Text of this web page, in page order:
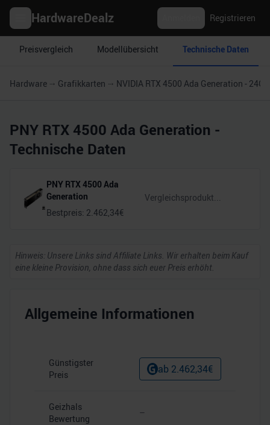
HardwareDealz Registrieren
Preisvergleich Modellübersicht Technische Daten
Hardware Grafikkarten NVIDIA RTX 4500 Ada Generation - 24GB
PNY RTX 4500 Ada Generation -
Technische Daten
PNY RTX 4500 Ada
Generation
Bestpreis: 2.462,34€
Hinweis: Unsere Links sind Affiliate Links. Wir erhalten beim Kauf
eine kleine Provision, ohne dass sich euer Preis erhöht.
Allgemeine Informationen
Günstigster
Preis
ab 2.462,34€
Geizhals
Bewertung
–